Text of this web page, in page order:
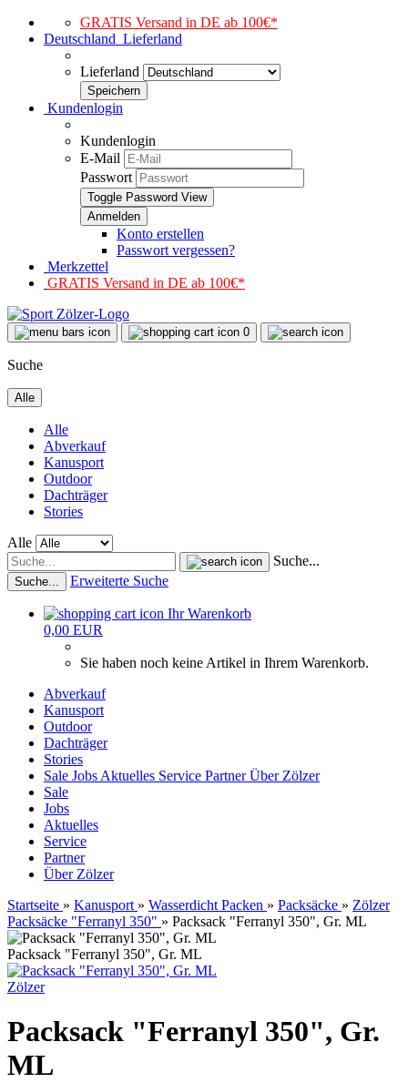
GRATIS Versand in DE ab 100€*
Deutschland Lieferland
Lieferland
Kundenlogin
Kundenlogin
E-Mail
Passwort
Toggle Password View
Konto erstellen
Passwort vergessen?
Merkzettel
GRATIS Versand in DE ab 100€*
0
Suche
Alle
Alle
Abverkauf
Kanusport
Outdoor
Dachträger
Stories
Alle
Suche...
Suche... Erweiterte Suche
Ihr Warenkorb
0,00 EUR
Sie haben noch keine Artikel in Ihrem Warenkorb.
Abverkauf
Kanusport
Outdoor
Dachträger
Stories
Sale Jobs Aktuelles Service PartnerÜber Zölzer
Sale
Jobs
Aktuelles
Service
Partner
Über Zölzer
Startseite » Kanusport » Wasserdicht Packen » Packsäcke » Zölzer
Packsäcke "Ferranyl 350" » Packsack "Ferranyl 350", Gr. ML
Packsack "Ferranyl 350", Gr. ML
Zölzer
Packsack "Ferranyl 350", Gr.
ML